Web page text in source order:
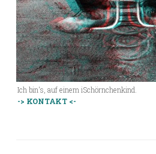
Ich bin's, auf einem iSchörnchenkind.
-> KONTAKT <-